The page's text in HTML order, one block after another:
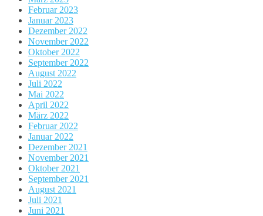
Februar 2023
Januar 2023
Dezember 2022
November 2022
Oktober 2022
September 2022
August 2022
Juli 2022
Mai 2022
April 2022
März 2022
Februar 2022
Januar 2022
Dezember 2021
November 2021
Oktober 2021
September 2021
August 2021
Juli 2021
Juni 2021